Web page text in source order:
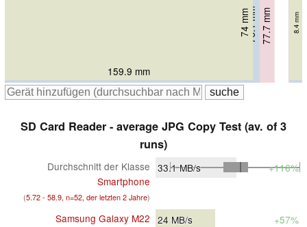
173.8 mm
77.7 mm 8.9 mm
164 mm
75.3 mm 8.5 mm
164.3 mm
76.1 mm 8 mm
159.9 mm
74 mm 8.4 mm
SD Card Reader - average JPG Copy Test (av. of 3
runs)
Durchschnitt der Klasse
Smartphone
(5.72 - 58.9, n=52, der letzten 2 Jahre)
33.1MB/s +116%
Samsung Galaxy M22 24 MB/s +57%